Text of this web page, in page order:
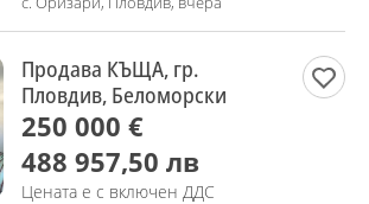
Продава КЪЩА, гр.
Пловдив, Беломорски
250 000 €
488 957,50 лв
Цената е с включен ДДС